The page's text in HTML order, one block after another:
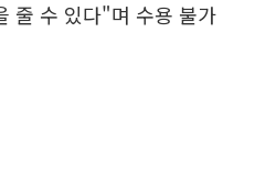
줄 수 있다"며 수용 불가